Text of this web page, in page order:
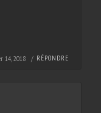
14, 2018 / RÉPONDRE